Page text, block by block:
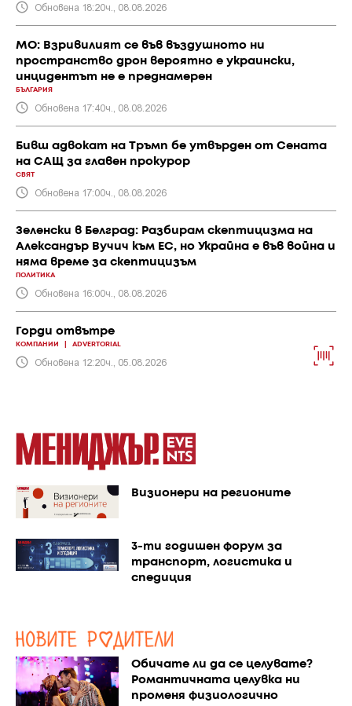
Обновена 18:20ч., 08.08.2026
МО: Взривилият се във въздушното ни
пространство дрон вероятно е украински,
инцидентът не е преднамерен
БЪЛГАРИЯ
Обновена 17:40ч., 08.08.2026
Бивш адвокат на Тръмп бе утвърден от Сената
на САЩ за главен прокурор
СВЯТ
Обновена 17:00ч., 08.08.2026
Зеленски в Белград: Разбирам скептицизма на
Александър Вучич към ЕС, но Украйна е във война и
няма време за скептицизъм
ПОЛИТИКА
Обновена 16:00ч., 08.08.2026
Горди отвътре
КОМПАНИИ ADVERTORIAL
Обновена 12:20ч., 05.08.2026
Визионери на регионите
3-ти годишен форум за
транспорт, логистика и
спедиция
Обичате ли да се целувате?
Романтичната целувка ни
променя физиологично